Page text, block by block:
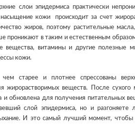
слои эпидермиса практически
насыщение кожи происходит за счет
жиров, поэтому растительные
проникают в таким и естественным
вещества, витамины и другие полезные
кожи.
старее и плотнее спрессованы
жирорастворимых веществ. После
и обновлена для получения питательных
слой эпидермиса, но и разгоняете
И это самый лучший момент, чтобы